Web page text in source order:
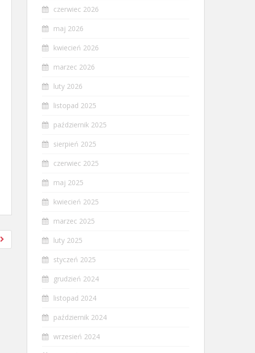
czerwiec 2026
maj 2026
kwiecień 2026
marzec 2026
luty 2026
listopad 2025
październik 2025
sierpień 2025
czerwiec 2025
maj 2025
kwiecień 2025
marzec 2025
luty 2025
styczeń 2025
grudzień 2024
listopad 2024
październik 2024
wrzesień 2024